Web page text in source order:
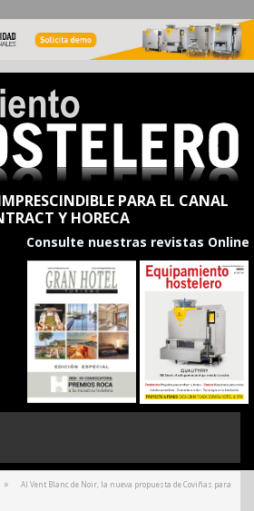
PARA EL CANAL
Y HORECA
Consulte nuestras revistas Online
»
Al Vent Blanc de Noir, la nueva propuesta de Coviñas para